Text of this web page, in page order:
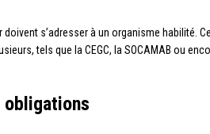
s’adresser à un organisme habilité.
tels que la CEGC, la SOCAMAB ou
obligations